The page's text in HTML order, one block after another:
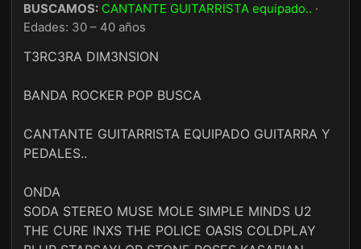
BUSCAMOS: CANTANTE GUITARRISTA equipado.. ·
Edades: 30 – 40 años
T3RC3RA DIM3NSION
BANDA ROCKER POP BUSCA
CANTANTE GUITARRISTA EQUIPADO GUITARRA Y
PEDALES..
ONDA
SODA STEREO MUSE MOLE SIMPLE MINDS U2
THE CURE INXS THE POLICE OASIS COLDPLAY